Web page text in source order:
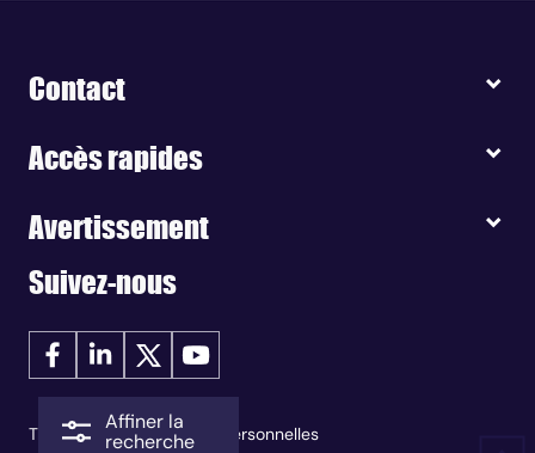
Affiner la
recherche
Contact
Accès rapides
Avertissement
Suivez-nous
Traitement des données personnelles